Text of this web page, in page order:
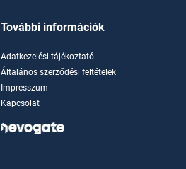
További információk
Adatkezelési tájékoztató
Általános szerződési feltételek
Impresszum
Kapcsolat